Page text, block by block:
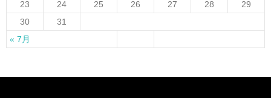
« 7月
23
24 25 26 27 28
29
30
31